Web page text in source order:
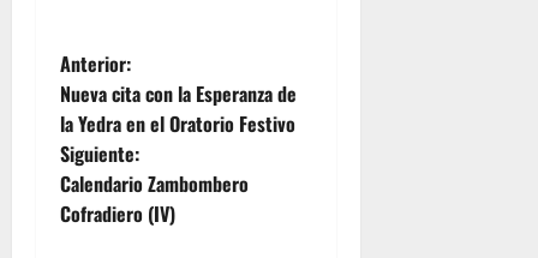
N
a
v
e
Anterior:
Nueva cita con la Esperanza de
la Yedra en el Oratorio Festivo
Siguiente:
Calendario Zambombero
Cofradiero (IV)